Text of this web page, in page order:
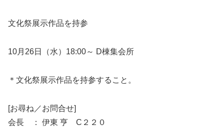
文化祭展示作品を持参
10月26日（水）18:00～ D棟集会所
＊文化祭展示作品を持参すること。
[お尋ね／お問合せ]
会長 ： 伊東 亨 C２２０